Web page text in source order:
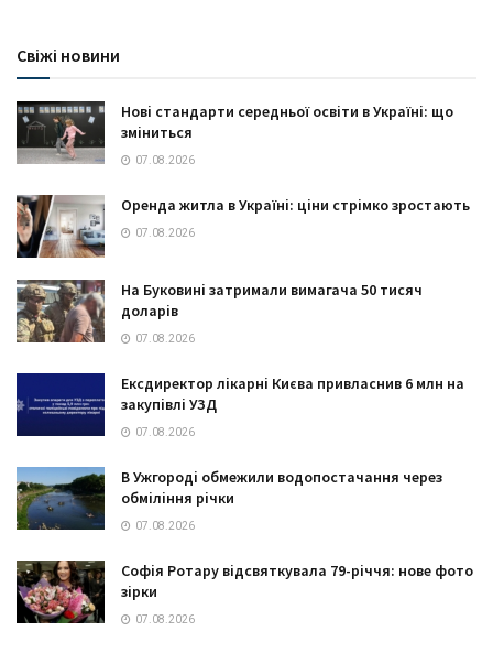
Свіжі новини
Нові стандарти середньої освіти в Україні: що
зміниться
07.08.2026
Оренда житла в Україні: ціни стрімко зростають
07.08.2026
На Буковині затримали вимагача 50 тисяч
доларів
07.08.2026
Ексдиректор лікарні Києва привласнив 6 млн на
закупівлі УЗД
07.08.2026
В Ужгороді обмежили водопостачання через
обміління річки
07.08.2026
Софія Ротару відсвяткувала 79-річчя: нове фото
зірки
07.08.2026